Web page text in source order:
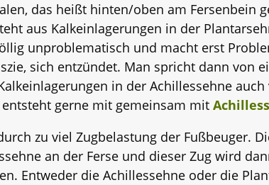
das heißt hinten/oben am Fersenbein
aus Kalkeinlagerungen in der
unproblematisch und macht erst
sich entzündet. Man spricht dann von
in der Achillessehne
gerne mit gemeinsam mit
zu viel Zugbelastung der Fußbeuger.
an der Ferse und dieser Zug wird
Entweder die Achillessehne oder die